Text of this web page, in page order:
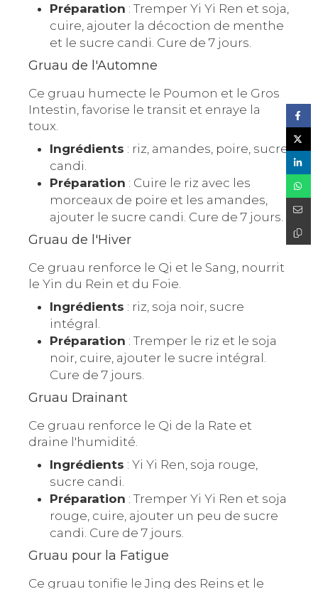
Préparation : Tremper Yi Yi Ren et soja,
cuire, ajouter la décoction de menthe
et le sucre candi. Cure de 7 jours.
Gruau de l'Automne
Ce gruau humecte le Poumon et le Gros
Intestin, favorise le transit et enraye la
toux.
Ingrédients : riz, amandes, poire, sucre
candi.
Préparation : Cuire le riz avec les
morceaux de poire et les amandes,
ajouter le sucre candi. Cure de 7 jours.
Gruau de l'Hiver
Ce gruau renforce le Qi et le Sang, nourrit
le Yin du Rein et du Foie.
Ingrédients : riz, soja noir, sucre
intégral.
Préparation : Tremper le riz et le soja
noir, cuire, ajouter le sucre intégral.
Cure de 7 jours.
Gruau Drainant
Ce gruau renforce le Qi de la Rate et
draine l'humidité.
Ingrédients : Yi Yi Ren, soja rouge,
sucre candi.
Préparation : Tremper Yi Yi Ren et soja
rouge, cuire, ajouter un peu de sucre
candi. Cure de 7 jours.
Gruau pour la Fatigue
Ce gruau tonifie le Jing des Reins et le